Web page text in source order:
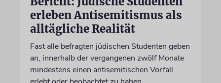
erleben Antisemitismus als
alltägliche Realität
Fast alle befragten jüdischen Studenten geben
an, innerhalb der vergangenen zwölf Monate
mindestens einen antisemitischen Vorfall